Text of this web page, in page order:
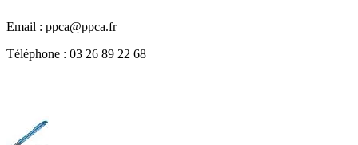
Email : ppca@ppca.fr
Téléphone : 03 26 89 22 68
+